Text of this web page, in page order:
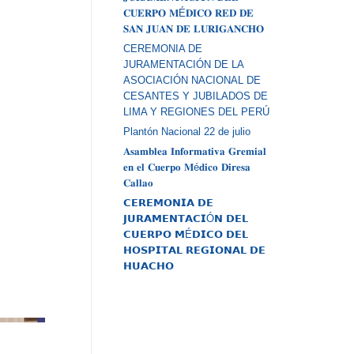
𝐂𝐔𝐄𝐑𝐏𝐎 𝐌É𝐃𝐈𝐂𝐎 𝐑𝐄𝐃 𝐃𝐄
𝐒𝐀𝐍 𝐉𝐔𝐀𝐍 𝐃𝐄 𝐋𝐔𝐑𝐈𝐆𝐀𝐍𝐂𝐇𝐎
CEREMONIA DE
JURAMENTACIÓN DE LA
ASOCIACIÓN NACIONAL DE
CESANTES Y JUBILADOS DE
LIMA Y REGIONES DEL PERÚ
Plantón Nacional 22 de julio
𝐀𝐬𝐚𝐦𝐛𝐥𝐞𝐚 𝐈𝐧𝐟𝐨𝐫𝐦𝐚𝐭𝐢𝐯𝐚 𝐆𝐫𝐞𝐦𝐢𝐚𝐥
𝐞𝐧 𝐞𝐥 𝐂𝐮𝐞𝐫𝐩𝐨 𝐌é𝐝𝐢𝐜𝐨 𝐃𝐢𝐫𝐞𝐬𝐚
𝐂𝐚𝐥𝐥𝐚𝐨
𝗖𝗘𝗥𝗘𝗠𝗢𝗡𝗜𝗔 𝗗𝗘
𝗝𝗨𝗥𝗔𝗠𝗘𝗡𝗧𝗔𝗖𝗜Ó𝗡 𝗗𝗘𝗟
𝗖𝗨𝗘𝗥𝗣𝗢 𝗠É𝗗𝗜𝗖𝗢 𝗗𝗘𝗟
𝗛𝗢𝗦𝗣𝗜𝗧𝗔𝗟 𝗥𝗘𝗚𝗜𝗢𝗡𝗔𝗟 𝗗𝗘
𝗛𝗨𝗔𝗖𝗛𝗢